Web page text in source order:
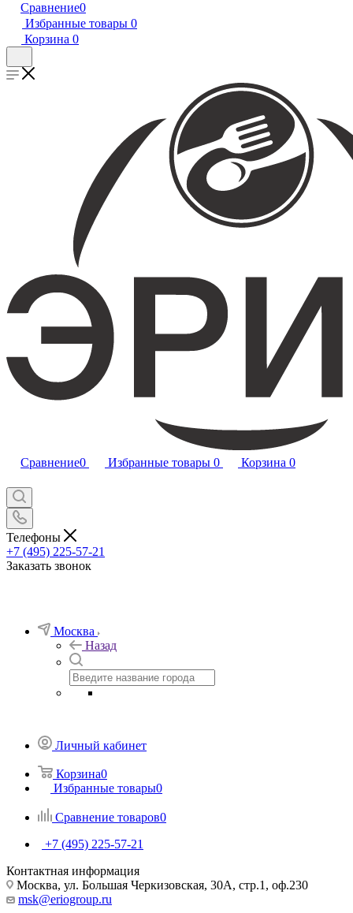
Сравнение0
Избранные товары 0
Корзина 0
Сравнение0 Избранные товары 0 Корзина 0
Телефоны
+7 (495) 225-57-21
Заказать звонок
Москва
Назад
Личный кабинет
Корзина0
Избранные товары0
Сравнение товаров0
+7 (495) 225-57-21
Контактная информация
Москва, ул. Большая Черкизовская, 30А, стр.1, оф.230
msk@eriogroup.ru